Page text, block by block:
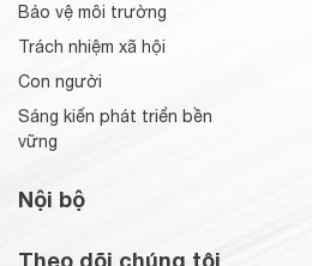
Bảo vệ môi trường
Trách nhiệm xã hội
Con người
Sáng kiến phát triển bền
vững
Nội bộ
Theo dõi chúng tôi